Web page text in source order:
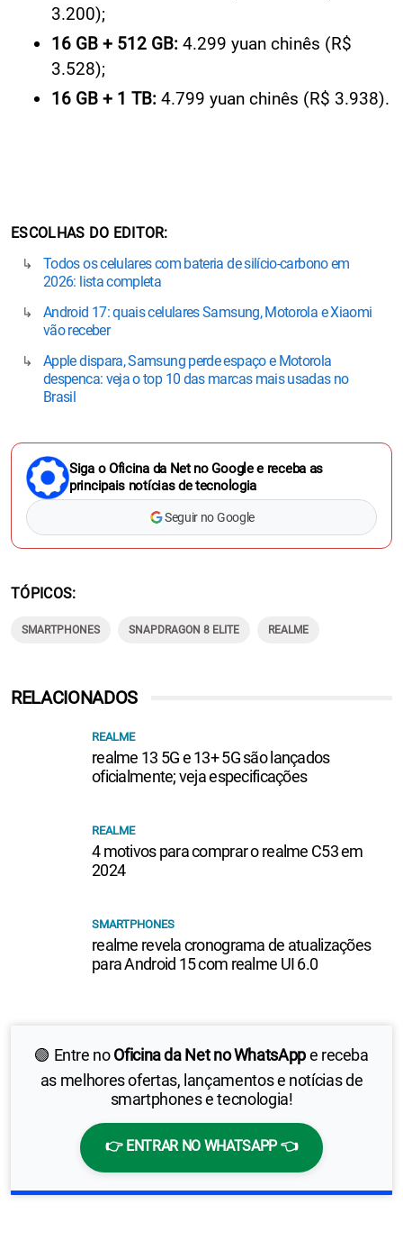
3.200);
16 GB + 512 GB: 4.299 yuan chinês (R$
3.528);
16 GB + 1 TB: 4.799 yuan chinês (R$ 3.938).
ESCOLHAS DO EDITOR
Todos os celulares com bateria de silício-carbono em
2026: lista completa
Android 17: quais celulares Samsung, Motorola e Xiaomi
vão receber
Apple dispara, Samsung perde espaço e Motorola
despenca: veja o top 10 das marcas mais usadas no
Brasil
Siga o Oficina da Net no Google e receba as
principais notícias de tecnologia
Seguir no Google
TÓPICOS
SMARTPHONES SNAPDRAGON 8 ELITE REALME
🟢 Entre noOficina da Net no WhatsAppe receba
as melhores ofertas, lançamentos e notícias de
smartphones e tecnologia!
👉 ENTRAR NO WHATSAPP 👈
RELACIONADOS
REALME
realme 13 5G e 13+ 5G são lançados
oficialmente; veja especificações
REALME
4 motivos para comprar o realme C53 em
2024
SMARTPHONES
realme revela cronograma de atualizações
para Android 15 com realme UI 6.0